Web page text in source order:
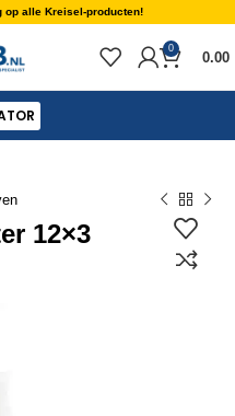
op alle Kreisel-producten!
0
0.00
12×3